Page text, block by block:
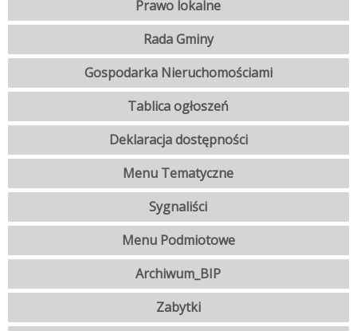
Prawo lokalne
Rada Gminy
Gospodarka Nieruchomościami
Tablica ogłoszeń
Deklaracja dostępności
Menu Tematyczne
Sygnaliści
Menu Podmiotowe
Archiwum_BIP
Zabytki